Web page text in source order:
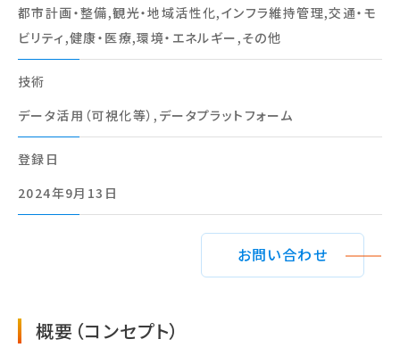
都市計画・整備,観光・地域活性化,インフラ維持管理,交通・モ
ビリティ,健康・医療,環境・エネルギー,その他
技術
データ活用（可視化等）,データプラットフォーム
登録⽇
2024年9月13日
お問い合わせ
概要（コンセプト）